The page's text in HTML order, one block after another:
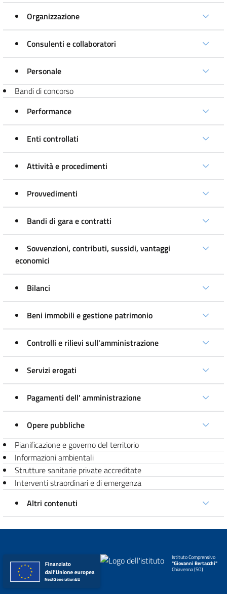
Organizzazione
Consulenti e collaboratori
Personale
Bandi di concorso
Performance
Enti controllati
Attività e procedimenti
Provvedimenti
Bandi di gara e contratti
Sovvenzioni, contributi, sussidi, vantaggi
economici
Bilanci
Beni immobili e gestione patrimonio
Controlli e rilievi sull'amministrazione
Servizi erogati
Pagamenti dell' amministrazione
Opere pubbliche
Pianificazione e governo del territorio
Informazioni ambientali
Strutture sanitarie private accreditate
Interventi straordinari e di emergenza
Altri contenuti
Istituto Comprensivo
"Giovanni Bertacchi"
Chiavenna (SO)